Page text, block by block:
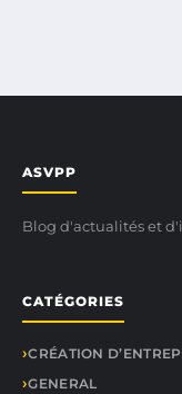
ASVPP
Blog d'actualités et
CATÉGORIES
CRÉATION
GENERAL